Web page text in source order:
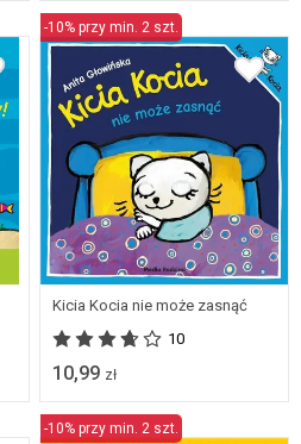
-10% przy min. 2 szt.
Kicia Kocia nie może zasnąć
10
10,99 zł
-10% przy min. 2 szt.